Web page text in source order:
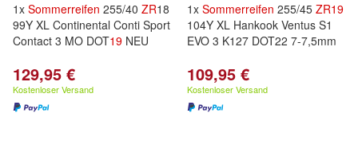
1x Sommerreifen 255/40 ZR18
99Y XL Continental Conti Sport
Contact 3 MO DOT19 NEU
129,95 €
Kostenloser Versand
1x Sommerreifen 255/45 ZR19
104Y XL Hankook Ventus S1
EVO 3 K127 DOT22 7-7,5mm
109,95 €
Kostenloser Versand